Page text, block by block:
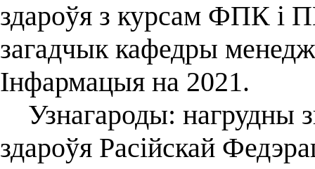
здароўя з курсам ФПК і
загадчык кафедры
Інфармацыя на 2021.
Узнагароды: нагрудны
здароўя Расійскай